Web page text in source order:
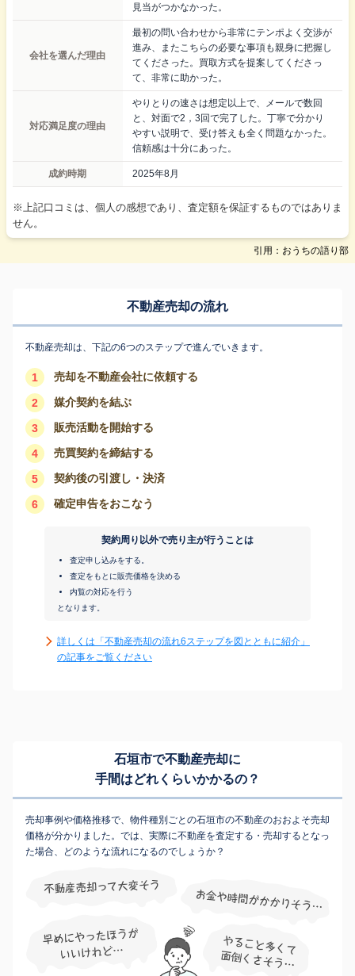
見当がつかなかった。
会社を選んだ理由
最初の問い合わせから非常にテンポよく交渉が
進み、またこちらの必要な事項も親身に把握し
てくださった。買取方式を提案してくださっ
て、非常に助かった。
対応満足度の理由
やりとりの速さは想定以上で、メールで数回
と、対面で2，3回で完了した。丁寧で分かり
やすい説明で、受け答えも全く問題なかった。
信頼感は十分にあった。
成約時期 2025年8月
※上記口コミは、個人の感想であり、査定額を保証するものではありま
せん。
引用：おうちの語り部
不動産売却の流れ
不動産売却は、下記の6つのステップで進んでいきます。
1 売却を不動産会社に依頼する
2 媒介契約を結ぶ
3 販売活動を開始する
4 売買契約を締結する
5 契約後の引渡し・決済
6 確定申告をおこなう
契約周り以外で売り主が行うことは
査定申し込みをする。
査定をもとに販売価格を決める
内覧の対応を行う
となります。
詳しくは「不動産売却の流れ6ステップを図とともに紹介」
の記事をご覧ください
石垣市で不動産売却に
手間はどれくらいかかるの？
売却事例や価格推移で、物件種別ごとの石垣市の不動産のおおよそ売却
価格が分かりました。では、実際に不動産を査定する・売却するとなっ
た場合、どのような流れになるのでしょうか？